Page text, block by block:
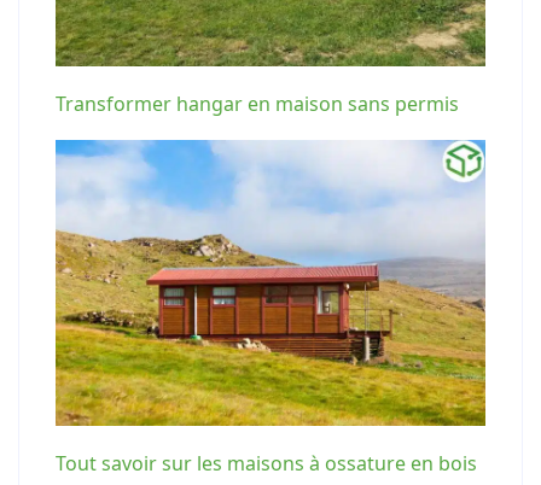
Transformer hangar en maison sans permis
Tout savoir sur les maisons à ossature en bois